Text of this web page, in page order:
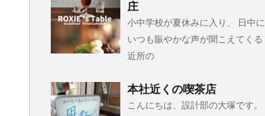
庄
小中学校が夏休みに入り、 日中に
いつも賑やかな声が聞こえてくる
近所の
本社近くの喫茶店
こんにちは、設計部の大塚です。